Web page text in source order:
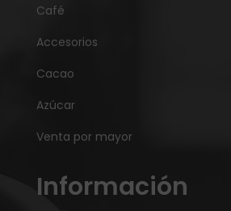
Café
Accesorios
Cacao
Azúcar
Venta por mayor
Información